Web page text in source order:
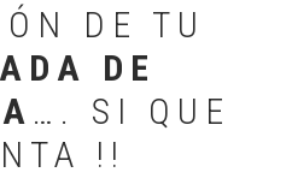
DE TU
DE
…. SI QUE
!!